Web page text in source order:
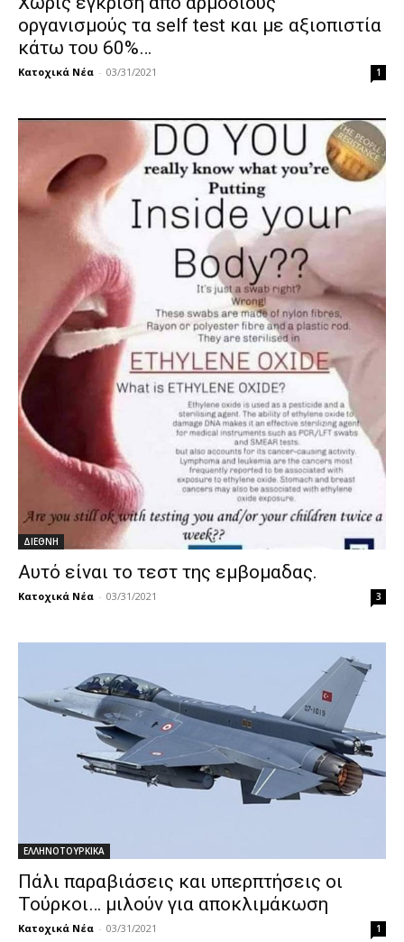
οργανισμούς τα self test και με αξιοπιστία
κάτω του 60%…
Κατοχικά Νέα - 03/31/2021 1
ΔΙΕΘΝΗ
Αυτό είναι το τεστ της εμβομαδας.
Κατοχικά Νέα - 03/31/2021 3
ΕΛΛΗΝΟΤΟΥΡΚΙΚΑ
Πάλι παραβιάσεις και υπερπτήσεις οι
Τούρκοι… μιλούν για αποκλιμάκωση
Κατοχικά Νέα - 03/31/2021 1